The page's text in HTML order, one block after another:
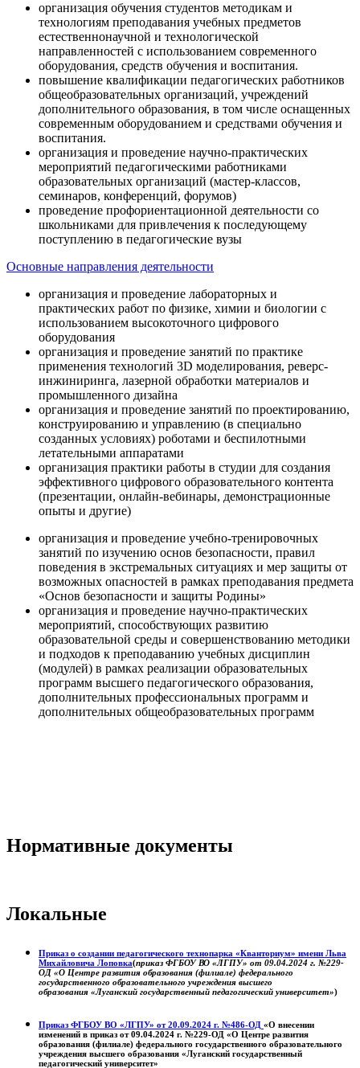
организация обучения студентов методикам и
технологиям преподавания учебных предметов
естественнонаучной и технологической
направленностей с использованием современного
оборудования, средств обучения и воспитания.
повышение квалификации педагогических работников
общеобразовательных организаций, учреждений
дополнительного образования, в том числе оснащенных
современным оборудованием и средствами обучения и
воспитания.
организация и проведение научно-практических
мероприятий педагогическими работниками
образовательных организаций (мастер-классов,
семинаров, конференций, форумов)
проведение профориентационной деятельности со
школьниками для привлечения к последующему
поступлению в педагогические вузы
Основные направления деятельности
организация и проведение лабораторных и
практических работ по физике, химии и биологии с
использованием высокоточного цифрового
оборудования
организация и проведение занятий по практике
применения технологий 3D моделирования, реверс-
инжиниринга, лазерной обработки материалов и
промышленного дизайна
организация и проведение занятий по проектированию,
конструированию и управлению (в специально
созданных условиях) роботами и беспилотными
летательными аппаратами
организация практики работы в студии для создания
эффективного цифрового образовательного контента
(презентации, онлайн-вебинары, демонстрационные
опыты и другие)
организация и проведение учебно-тренировочных
занятий по изучению основ безопасности, правил
поведения в экстремальных ситуациях и мер защиты от
возможных опасностей в рамках преподавания предмета
«Основ безопасности и защиты Родины»
организация и проведение научно-практических
мероприятий, способствующих развитию
образовательной среды и совершенствованию методики
и подходов к преподаванию учебных дисциплин
(модулей) в рамках реализации образовательных
программ высшего педагогического образования,
дополнительных профессиональных программ и
дополнительных общеобразовательных программ
Нормативные документы
Локальные
Приказ о создании педагогического технопарка «Кванториум» имени Льва
Михайловича Лоповка(приказ ФГБОУ ВО «ЛГПУ» от 09.04.2024 г. №229-
ОД «О Центре развития образования (филиале) федерального
государственного образовательного учреждения высшего
образования «Луганский государственный педагогический университет»)
Приказ ФГБОУ ВО «ЛГПУ» от 20.09.2024 г. №486-ОД «О внесении
изменений в приказ от 09.04.2024 г. №229-ОД «О Центре развития
образования (филиале) федерального государственного образовательного
учреждения высшего образования «Луганский государственный
педагогический университет»